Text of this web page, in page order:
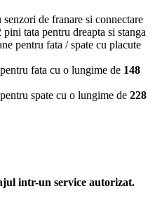
de franare si connectare
tata pentru dreapta si stanga
pentru fata / spate cu placute
fata cu o lungime de 148
spate cu o lungime de 228
intr-un service autorizat.